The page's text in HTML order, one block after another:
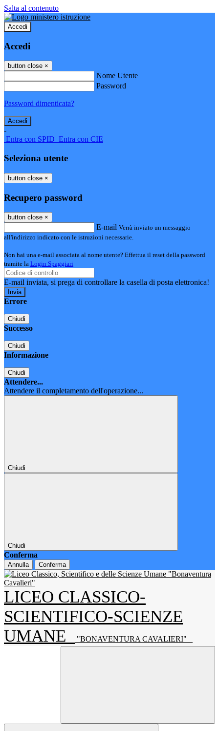
Salta al contenuto
Accedi
Accedi
button close ×
Nome Utente
Password
Password dimenticata?
-
Entra con SPID Entra con CIE
Seleziona utente
button close ×
Recupero password
button close ×
E-mail Verrà inviato un messaggio
all'indirizzo indicato con le istruzioni necessarie.
Non hai una e-mail associata al nome utente? Effettua il reset della password
tramite la Login Spaggiari
E-mail inviata, si prega di controllare la casella di posta elettronica!
Errore
Chiudi
Successo
Chiudi
Informazione
Chiudi
Attendere...
Attendere il completamento dell'operazione...
Chiudi
Chiudi
Conferma
Annulla Conferma
LICEO CLASSICO-
SCIENTIFICO-SCIENZE
UMANE
"BONAVENTURA CAVALIERI"